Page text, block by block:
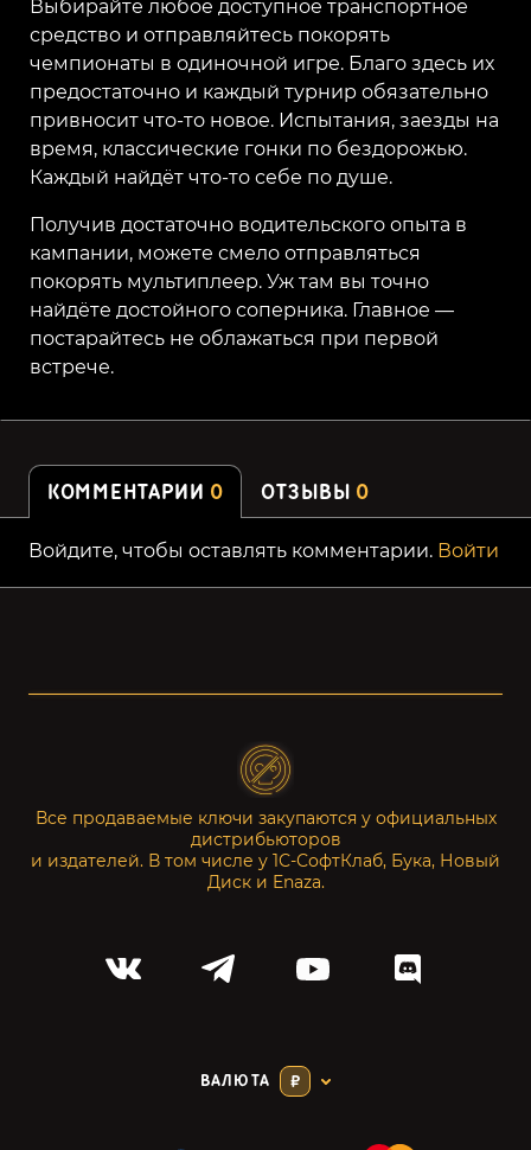
Выбирайте любое доступное транспортное
средство и отправляйтесь покорять
чемпионаты в одиночной игре. Благо здесь их
предостаточно и каждый турнир обязательно
привносит что-то новое. Испытания, заезды на
время, классические гонки по бездорожью.
Каждый найдёт что-то себе по душе.
Получив достаточно водительского опыта в
кампании, можете смело отправляться
покорять мультиплеер. Уж там вы точно
найдёте достойного соперника. Главное —
постарайтесь не облажаться при первой
встрече.
КОММЕНТАРИИ 0 ОТЗЫВЫ 0
Войдите, чтобы оставлять комментарии. Войти
Все продаваемые ключи закупаются у официальных
дистрибьюторов
и издателей. В том числе у 1С-СофтКлаб, Бука, Новый
Диск и Enaza.
ВАЛЮТА ₽